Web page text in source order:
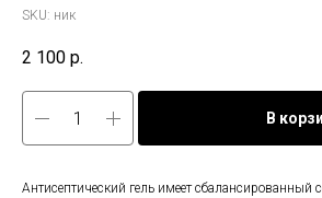
SKU: ник
2 100 р.
В
Антисептический гель имеет сбалансированный